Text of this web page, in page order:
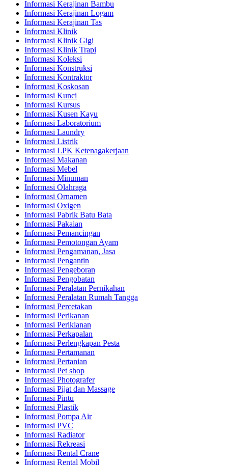
Informasi Kerajinan Bambu
Informasi Kerajinan Logam
Informasi Kerajinan Tas
Informasi Klinik
Informasi Klinik Gigi
Informasi Klinik Trapi
Informasi Koleksi
Informasi Konstruksi
Informasi Kontraktor
Informasi Koskosan
Informasi Kunci
Informasi Kursus
Informasi Kusen Kayu
Informasi Laboratorium
Informasi Laundry
Informasi Listrik
Informasi LPK Ketenagakerjaan
Informasi Makanan
Informasi Mebel
Informasi Minuman
Informasi Olahraga
Informasi Ornamen
Informasi Oxigen
Informasi Pabrik Batu Bata
Informasi Pakaian
Informasi Pemancingan
Informasi Pemotongan Ayam
Informasi Pengamanan, Jasa
Informasi Pengantin
Informasi Pengeboran
Informasi Pengobatan
Informasi Peralatan Pernikahan
Informasi Peralatan Rumah Tangga
Informasi Percetakan
Informasi Perikanan
Informasi Periklanan
Informasi Perkapalan
Informasi Perlengkapan Pesta
Informasi Pertamanan
Informasi Pertanian
Informasi Pet shop
Informasi Photografer
Informasi Pijat dan Massage
Informasi Pintu
Informasi Plastik
Informasi Pompa Air
Informasi PVC
Informasi Radiator
Informasi Rekreasi
Informasi Rental Crane
Informasi Rental Mobil